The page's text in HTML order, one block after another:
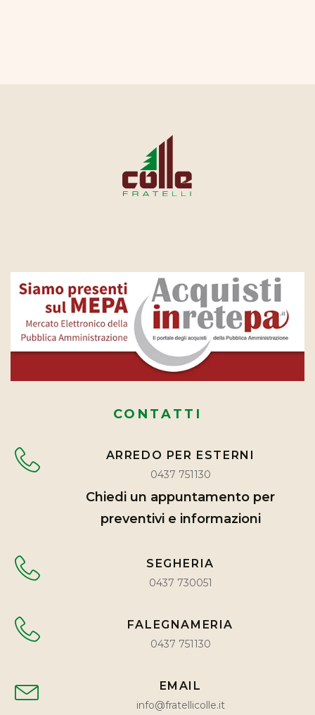
CONTATTI
ARREDO PER ESTERNI
0437 751130
Chiedi un appuntamento per
preventivi e informazioni
SEGHERIA
0437 730051
FALEGNAMERIA
0437 751130
EMAIL
info@fratellicolle.it